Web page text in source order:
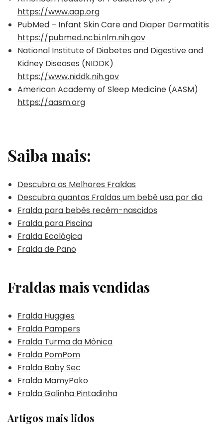
https://www.aap.org
PubMed – Infant Skin Care and Diaper Dermatitis
https://pubmed.ncbi.nlm.nih.gov
National Institute of Diabetes and Digestive and
Kidney Diseases (NIDDK)
https://www.niddk.nih.gov
American Academy of Sleep Medicine (AASM)
https://aasm.org
Saiba mais:
Descubra as Melhores Fraldas
Descubra quantas Fraldas um bebê usa por dia
Fralda para bebês recém-nascidos
Fralda para Piscina
Fralda Ecológica
Fralda de Pano
Fraldas mais vendidas
Fralda Huggies
Fralda Pampers
Fralda Turma da Mônica
Fralda PomPom
Fralda Baby Sec
Fralda MamyPoko
Fralda Galinha Pintadinha
Artigos mais lidos